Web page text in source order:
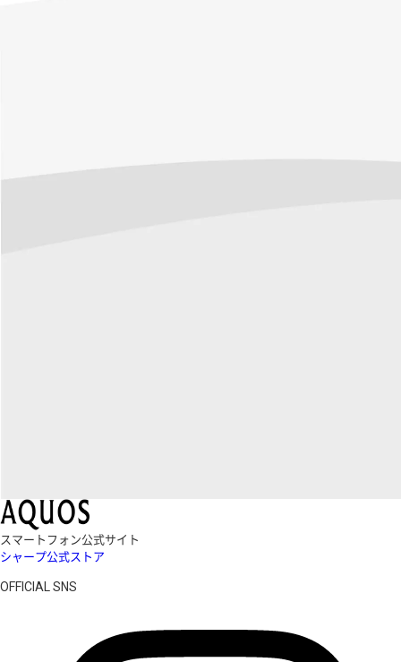
スマートフォン公式サイト
シャープ公式ストア
OFFICIAL SNS